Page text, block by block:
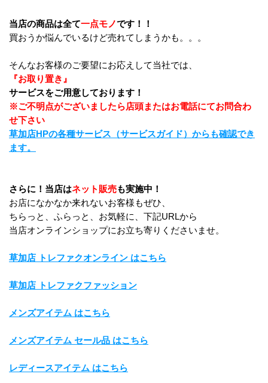
当店の商品は全て一点モノです！！
買おうか悩んでいるけど売れてしまうかも。。。
そんなお客様のご要望にお応えして当社では、
『お取り置き』
サービスをご用意しております！
※ご不明点がございましたら店頭またはお電話にてお問合わ
せ下さい
草加店HPの各種サービス（サービスガイド）からも確認でき
ます。
さらに！当店はネット販売も実施中！
お店になかなか来れないお客様もぜひ、
ちらっと、ふらっと、お気軽に、下記URLから
当店オンラインショップにお立ち寄りくださいませ。
草加店 トレファクオンライン はこちら
草加店 トレファクファッション
メンズアイテム はこちら
メンズアイテム セール品 はこちら
レディースアイテム はこちら